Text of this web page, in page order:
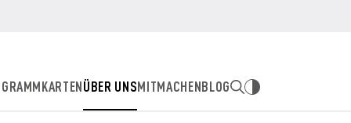
KARTENÜBER UNSMITMACHENBLOG